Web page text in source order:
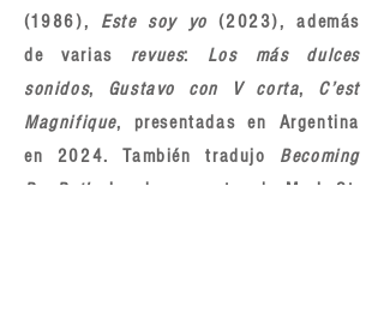
(1986), Este soy yo(2023), además
de varias revues: Los más dulces
sonidos, Gustavo con V corta, C’est
Magnifique, presentadas en Argentina
en 2024. También tradujo Becoming
Dr. Ruth
, la obra maestra de Mark St.